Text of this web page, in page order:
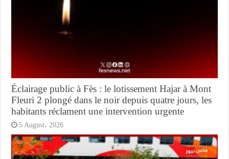
Éclairage public à Fès : le lotissement Hajar à Mont
Fleuri 2 plongé dans le noir depuis quatre jours, les
habitants réclament une intervention urgente
5 August، 2026